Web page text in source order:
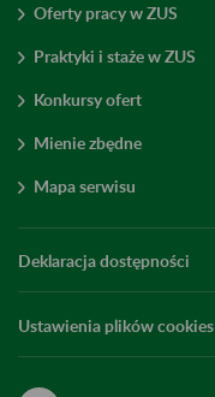
Oferty pracy w ZUS
Praktyki i staże w ZUS
Konkursy ofert
Mienie zbędne
Mapa serwisu
Deklaracja dostępności
Ustawienia plików cookies